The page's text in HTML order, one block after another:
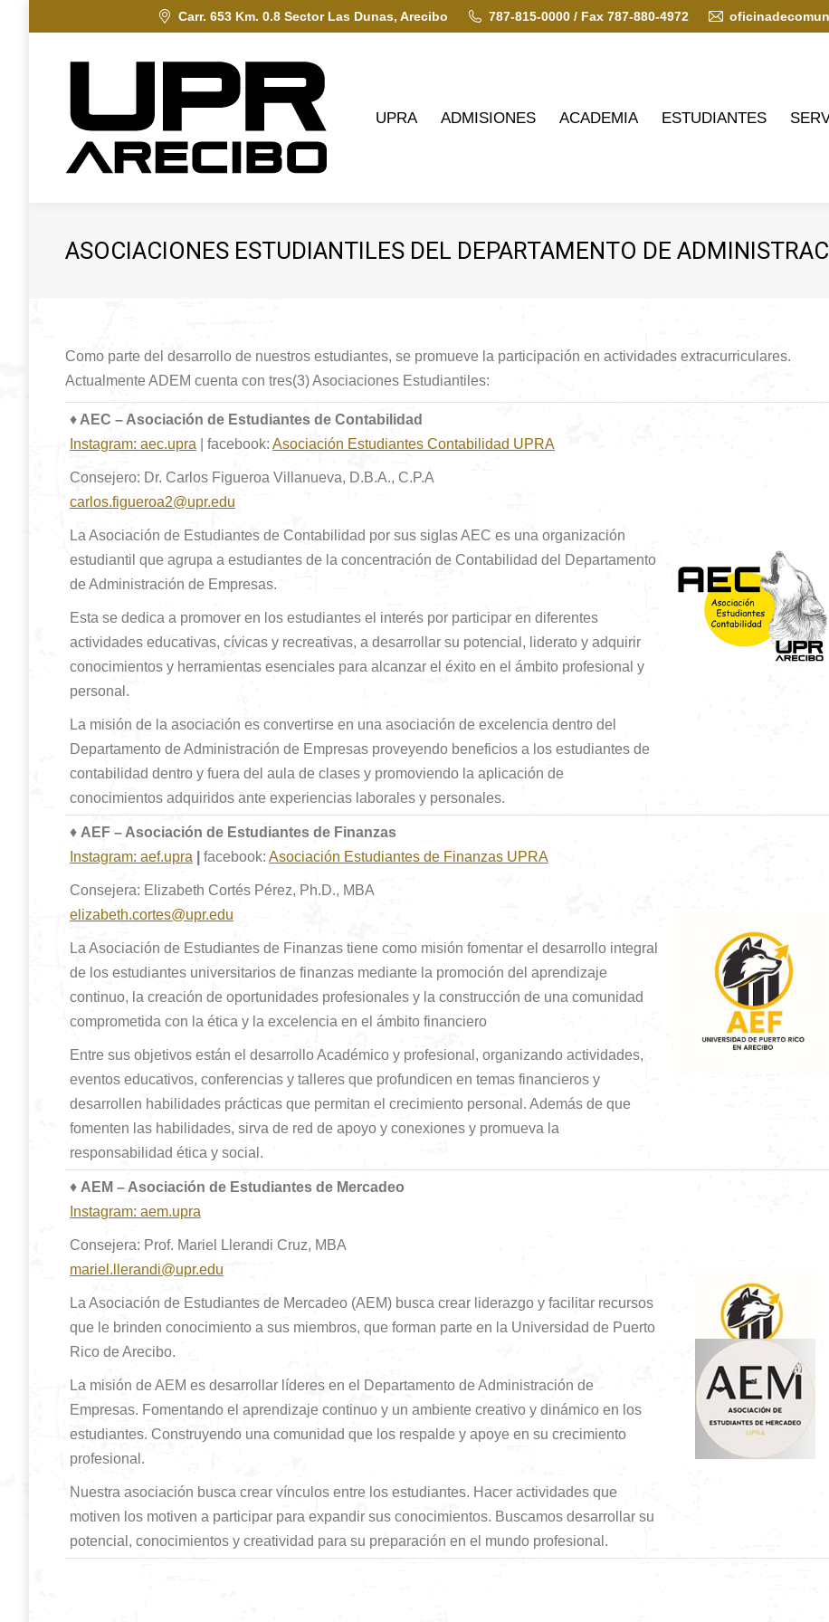
Carr. 653 Km. 0.8 Sector Las Dunas, Arecibo 787-815-0000 / Fax 787-880-4972
UPRA ADMISIONES ACADEMIA ESTUDIANTES
ASOCIACIONES ESTUDIANTILES DEL DEPARTAMENTO DE
Como parte del desarrollo de nuestros estudiantes, se promueve la participación en actividades extracurriculares.
Actualmente ADEM cuenta con tres(3) Asociaciones Estudiantiles:
♦ AEC – Asociación de Estudiantes de Contabilidad
Instagram: aec.upra | facebook: Asociación Estudiantes Contabilidad UPRA
Consejero: Dr. Carlos Figueroa Villanueva, D.B.A., C.P.A
carlos.figueroa2@upr.edu
La Asociación de Estudiantes de Contabilidad por sus siglas AEC es una organización
estudiantil que agrupa a estudiantes de la concentración de Contabilidad del Departamento
de Administración de Empresas.
Esta se dedica a promover en los estudiantes el interés por participar en diferentes
actividades educativas, cívicas y recreativas, a desarrollar su potencial, liderato y adquirir
conocimientos y herramientas esenciales para alcanzar el éxito en el ámbito profesional y
personal.
La misión de la asociación es convertirse en una asociación de excelencia dentro del
Departamento de Administración de Empresas proveyendo beneficios a los estudiantes de
contabilidad dentro y fuera del aula de clases y promoviendo la aplicación de
conocimientos adquiridos ante experiencias laborales y personales.
♦ AEF – Asociación de Estudiantes de Finanzas
Instagram: aef.upra
facebook: Asociación Estudiantes de Finanzas UPRA
Consejera: Elizabeth Cortés Pérez, Ph.D., MBA
elizabeth.cortes@upr.edu
La Asociación de Estudiantes de Finanzas tiene como misión fomentar el desarrollo integral
de los estudiantes universitarios de finanzas mediante la promoción del aprendizaje
continuo, la creación de oportunidades profesionales y la construcción de una comunidad
comprometida con la ética y la excelencia en el ámbito financiero
Entre sus objetivos están el desarrollo Académico y profesional, organizando actividades,
eventos educativos, conferencias y talleres que profundicen en temas financieros y
desarrollen habilidades prácticas que permitan el crecimiento personal. Además de que
fomenten las habilidades, sirva de red de apoyo y conexiones y promueva la
responsabilidad ética y social.
♦ AEM – Asociación de Estudiantes de Mercadeo
Instagram: aem.upra
Consejera: Prof. Mariel Llerandi Cruz, MBA
mariel.llerandi@upr.edu
La Asociación de Estudiantes de Mercadeo (AEM) busca crear liderazgo y facilitar recursos
que le brinden conocimiento a sus miembros, que forman parte en la Universidad de Puerto
Rico de Arecibo.
La misión de AEM es desarrollar líderes en el Departamento de Administración de
Empresas. Fomentando el aprendizaje continuo y un ambiente creativo y dinámico en los
estudiantes. Construyendo una comunidad que los respalde y apoye en su crecimiento
profesional.
Nuestra asociación busca crear vínculos entre los estudiantes. Hacer actividades que
motiven los motiven a participar para expandir sus conocimientos. Buscamos desarrollar su
potencial, conocimientos y creatividad para su preparación en el mundo profesional.
ADMISIONES ESTUDIANTES